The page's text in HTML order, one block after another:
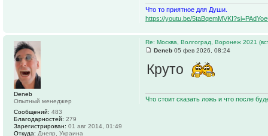
Что то приятное для Души.
https://youtu.be/
Re: Москва, Волгоград, Воронеж 2021
Deneb 05 фев 2026, 08:24
Круто
Что стоит сказать ложь и что после
Deneb
Опытный менеджер
Сообщений: 483
Благодарностей: 279
Зарегистрирован: 01 авг 2014, 01:49
Откуда: Днепр, Украина